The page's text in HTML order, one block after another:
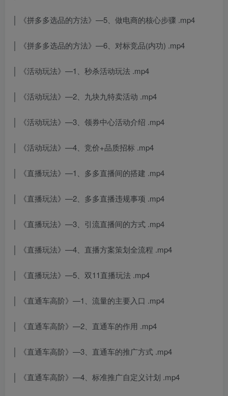
│ 《拼多多选品的方法》—5、做电商的核心步骤 .mp4
│ 《拼多多选品的方法》—6、对标竞品(内功) .mp4
│ 《活动玩法》—1、秒杀活动玩法 .mp4
│ 《活动玩法》—2、九块九特卖活动 .mp4
│ 《活动玩法》—3、领券中心活动介绍 .mp4
│ 《活动玩法》—4、竞价+品质招标 .mp4
│ 《直播玩法》—1、多多直播间的搭建 .mp4
│ 《直播玩法》—2、多多直播违规事项 .mp4
│ 《直播玩法》—3、引流直播间的方式 .mp4
│ 《直播玩法》—4、直播方案策划全流程 .mp4
│ 《直播玩法》—5、双11直播玩法 .mp4
│ 《直通车高阶》—1、流量的主要入口 .mp4
│ 《直通车高阶》—2、直通车的作用 .mp4
│ 《直通车高阶》—3、直通车的推广方式 .mp4
│ 《直通车高阶》—4、标准推广自定义计划 .mp4